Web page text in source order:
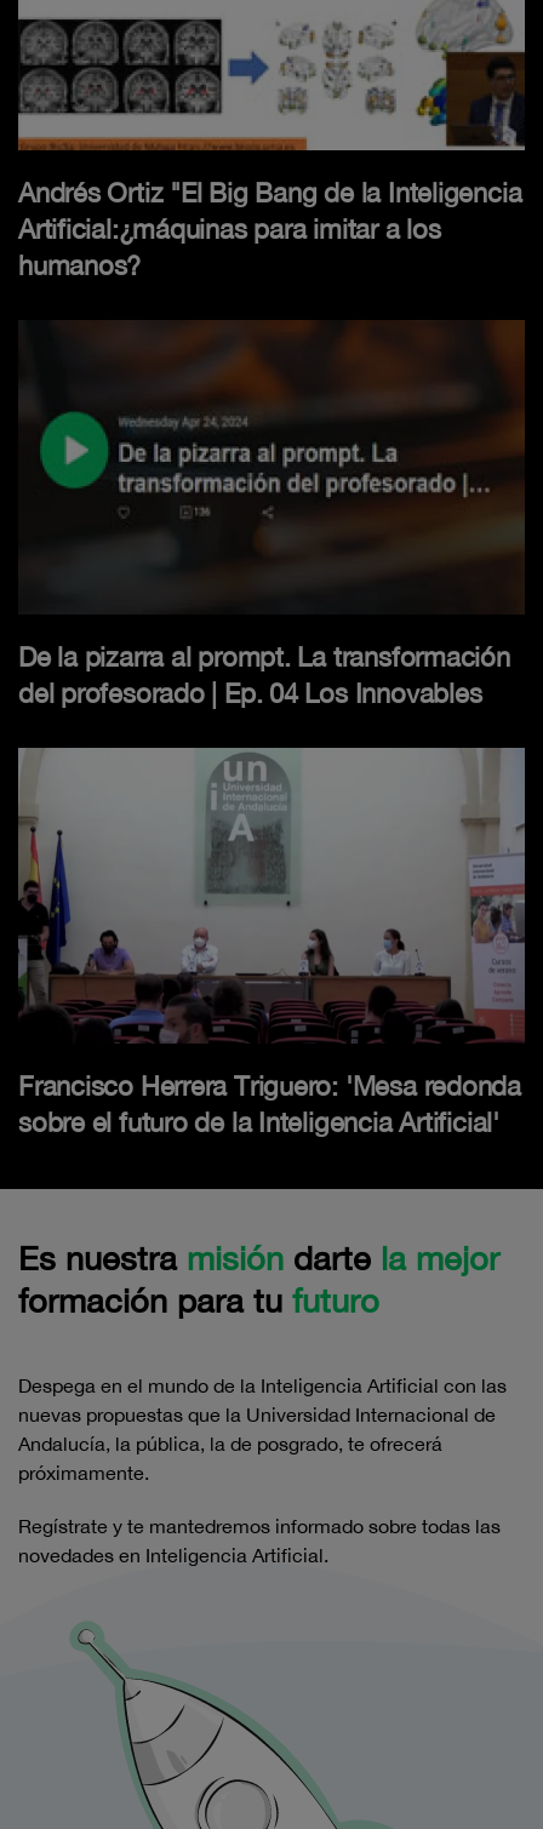
Andrés Ortiz "El Big Bang de la Inteligencia
Artificial:¿máquinas para imitar a los
humanos?
De la pizarra al prompt. La transformación
del profesorado | Ep. 04 Los Innovables
Francisco Herrera Triguero: 'Mesa redonda
sobre el futuro de la Inteligencia Artificial'
Es nuestra misión darte la mejor
formación para tu futuro
Despega en el mundo de la Inteligencia Artificial con las
nuevas propuestas que la Universidad Internacional de
Andalucía, la pública, la de posgrado, te ofrecerá
próximamente.
Regístrate y te mantedremos informado sobre todas las
novedades en Inteligencia Artificial.